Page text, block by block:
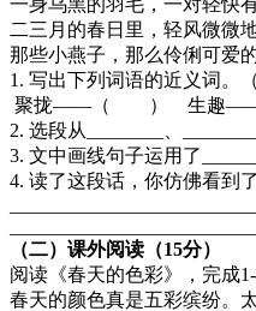
二三月的春日里，轻风微微
那些小燕子，那么伶俐可
1. 写出下列词语的近义词
聚拢——（ ） 生
2. 选段从________、
3. 文中画线句子运用了
4. 读了这段话，你仿佛看
（二）课外阅读（15分）
阅读《春天的色彩》，完成
春天的颜色真是五彩缤纷。